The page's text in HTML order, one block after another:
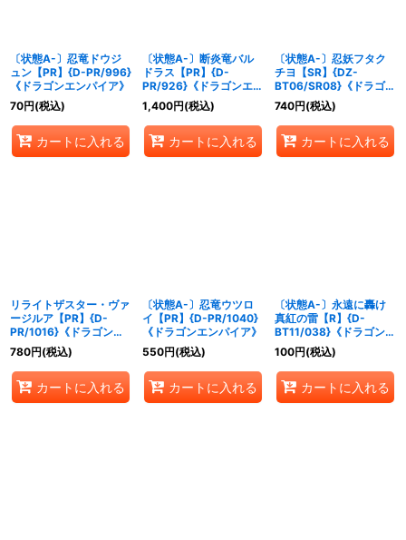
〔状態A-〕忍竜ドウジ
ュン【PR】{D-PR/996}
《ドラゴンエンパイア》
70円(税込)
カートに入れる
〔状態A-〕断炎竜バル
ドラス【PR】{D-
PR/926}《ドラゴンエン
パイア》
1,400円(税込)
カートに入れる
〔状態A-〕忍妖フタク
チヨ【SR】{DZ-
BT06/SR08}《ドラゴン
エンパイア》
740円(税込)
カートに入れる
リライトザスター・ヴァ
ージルア【PR】{D-
PR/1016}《ドラゴンエ
ンパイア》
780円(税込)
カートに入れる
〔状態A-〕忍竜ウツロ
イ【PR】{D-PR/1040}
《ドラゴンエンパイア》
550円(税込)
カートに入れる
〔状態A-〕永遠に轟け
真紅の雷【R】{D-
BT11/038}《ドラゴンエ
ンパイア》
100円(税込)
カートに入れる